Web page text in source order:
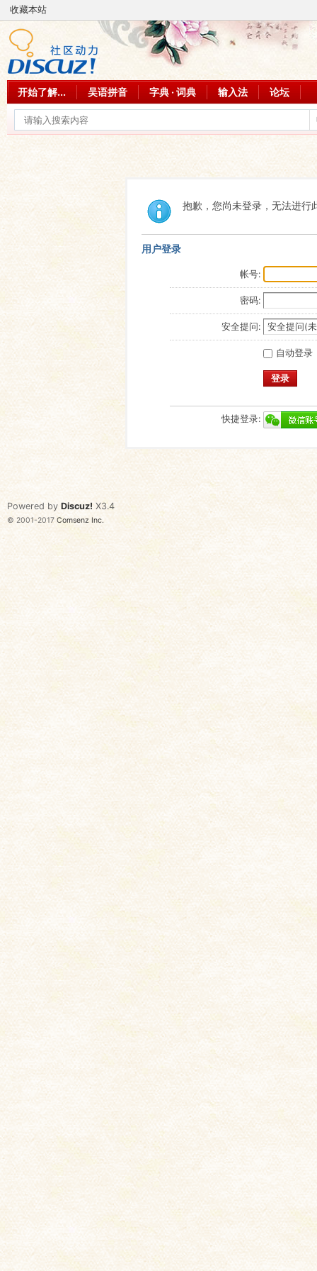
收藏本站
开始了解... 吴语拼音 字典 · 词典 输入法 论坛
抱歉，您尚未登录，无法进行
用户登录
帐号:
密码:
安全提问:
自动登录
登录
快捷登录:
Powered by Discuz! X3.4
© 2001-2017 Comsenz Inc.